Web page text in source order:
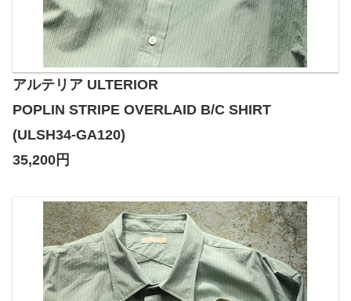
アルテリア ULTERIOR
POPLIN STRIPE OVERLAID B/C SHIRT
(ULSH34-GA120)
35,200円